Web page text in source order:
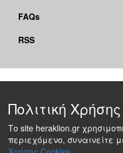
FAQs
RSS
Πολιτική
Το site heraklion.gr
περιεχόμενο, συναινείτε